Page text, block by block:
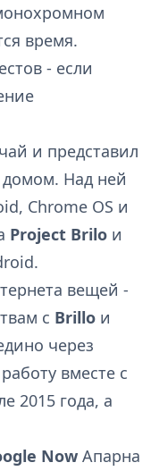
время.
- если
и представил
Над ней
Chrome OS и
Project Brilo и
вещей -
с Brillo и
через
вместе с
2015 года, а
Now Апарна